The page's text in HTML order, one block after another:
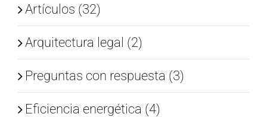
Artículos (32)
Arquitectura legal (2)
Preguntas con respuesta (3)
Eficiencia energética (4)